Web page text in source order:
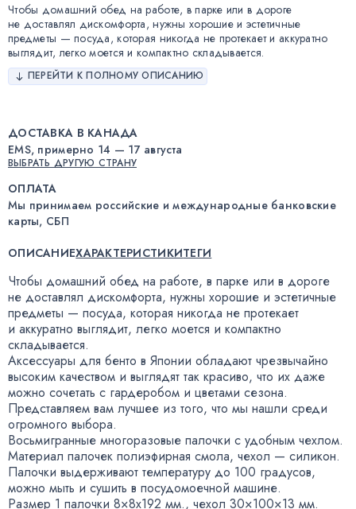
Чтобы домашний обед на работе, в парке или в дороге
не доставлял дискомфорта, нужны хорошие и эстетичные
предметы — посуда, которая никогда не протекает и аккуратно
выглядит, легко моется и компактно складывается.
ПЕРЕЙТИ К ПОЛНОМУ ОПИСАНИЮ
ДОСТАВКА В КАНАДА
EMS, примерно 14 — 17 августа
ВЫБРАТЬ ДРУГУЮ СТРАНУ
ОПЛАТА
Мы принимаем российские и международные банковские
карты, СБП
ОПИСАНИЕХАРАКТЕРИСТИКИТЕГИ
Чтобы домашний обед на работе, в парке или в дороге
не доставлял дискомфорта, нужны хорошие и эстетичные
предметы — посуда, которая никогда не протекает
и аккуратно выглядит, легко моется и компактно
складывается.
Аксессуары для бенто в Японии обладают чрезвычайно
высоким качеством и выглядят так красиво, что их даже
можно сочетать с гардеробом и цветами сезона.
Представляем вам лучшее из того, что мы нашли среди
огромного выбора.
Восьмигранные многоразовые палочки с удобным чехлом.
Материал палочек полиэфирная смола, чехол — силикон.
Палочки выдерживают температуру до 100 градусов,
можно мыть и сушить в посудомоечной машине.
Размер 1 палочки 8×8x192 мм., чехол 30×100×13 мм.